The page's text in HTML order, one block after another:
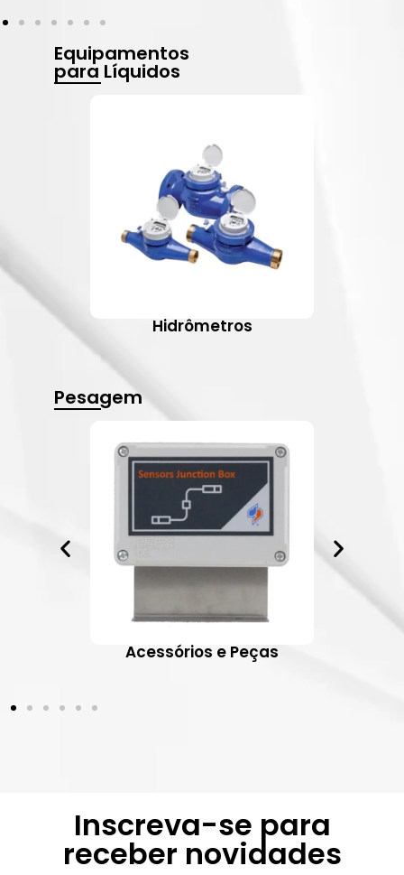
Equipamentos
para Líquidos
Hidrômetros
Pesagem
Acessórios e Peças
Inscreva-se para
receber novidades